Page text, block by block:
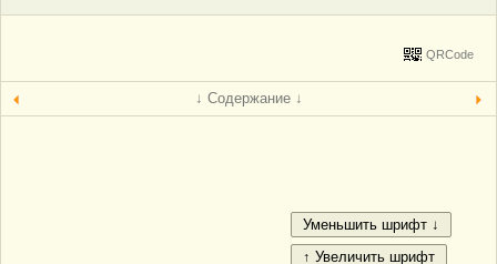
QRCode
↓ Содержание ↓